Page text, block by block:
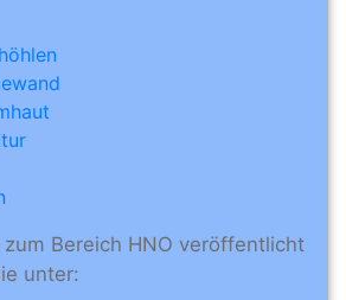
Bereich HNO veröffentlicht
unter: